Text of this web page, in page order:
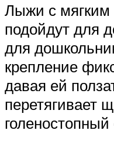
Лыжи с
подойдут для
для
крепление
давая ей
перетягивает
голеностопный